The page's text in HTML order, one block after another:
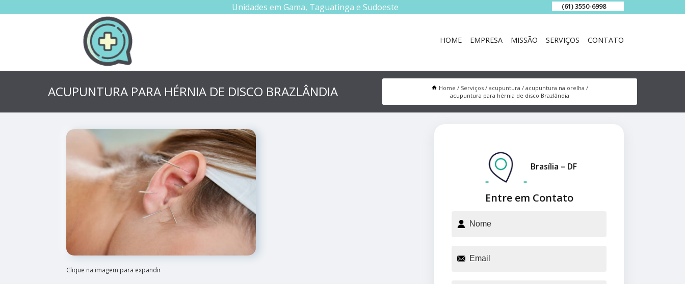
Unidades em Gama, Taguatinga e Sudoeste (61) 3550-6998
HOME EMPRESA MISSÃO SERVIÇOS CONTATO
ACUPUNTURA PARA HÉRNIA DE DISCO BRAZLÂNDIA Home Serviços acupuntura
acupuntura na orelha
acupuntura para hérnia de disco Brazlândia
Clique na imagem para expandir
Entre em Contato
Brasília – DF